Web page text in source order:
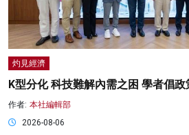
灼見經濟
K型分化 科技難解內需之困 學者倡政
作者: 本社編輯部
2026-08-06